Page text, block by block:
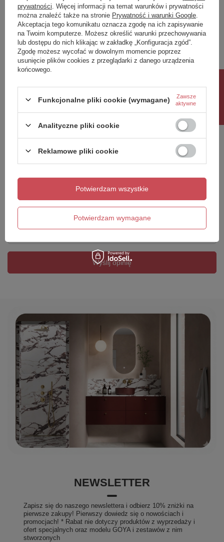
Napisz swoją opinię
Twoja ocena:
5/5
Dodaj własne zdjęcie produktu:
Twoje imię
Wyślij opinię
NEWSLETTER
Zapisz się do naszego newslettera i odbierz 10% zniżki na
pierwsze zakupy! Pierwszy dowiedz się o nowościach i
promocjach! * Rabat nie dotyczy produktów z wyprzedaży i
ofert specjalnych oraz modelu GOYA i zestawów z nim
stworzonych
prywatności . Więcej informacji na temat warunków i prywatności
można znaleźć także na stronie Prywatność i warunki Google
Akceptacja tego komunikatu oznacza zgodę na ich zapisywanie
na Twoim komputerze. Możesz określić warunki przechowywania
lub dostępu do nich klikając w zakładkę „Konfiguracja zgód”.
Zgodę możesz wycofać w dowolnym momencie poprzez
usunięcie plików cookies z przeglądarki z danego urządzenia
końcowego.
Funkcjonalne pliki cookie (wymagane)
Zawsze
aktywne
Analityczne pliki cookie
Reklamowe pliki cookie
Potwierdzam wymagane
Potwierdzam wszystkie